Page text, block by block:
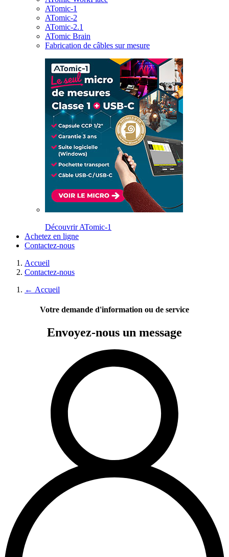
ATomic-1
ATomic-2
ATomic-2.1
ATomic Brain
Fabrication de câbles sur mesure
Découvrir ATomic-1
Achetez en ligne
Contactez-nous
Accueil
Contactez-nous
← Accueil
Votre demande d'information ou de service
Envoyez-nous un message